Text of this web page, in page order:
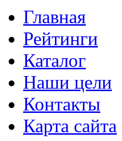
Главная
Рейтинги
Каталог
Наши цели
Контакты
Карта сайта